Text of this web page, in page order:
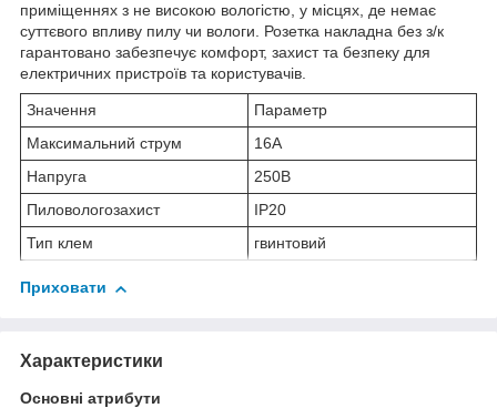
приміщеннях з не високою вологістю, у місцях, де немає
суттєвого впливу пилу чи вологи. Розетка накладна без з/к
гарантовано забезпечує комфорт, захист та безпеку для
електричних пристроїв та користувачів.
Значення
Параметр
Максимальний струм
16А
Напруга
250В
Пиловологозахист
IP20
Тип клем
гвинтовий
Приховати
Характеристики
Основні атрибути